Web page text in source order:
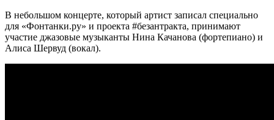
В небольшом концерте, который артист записал специально
для «Фонтанки.ру» и проекта #безантракта, принимают
участие джазовые музыканты Нина Качанова (фортепиано) и
Алиса Шервуд (вокал).